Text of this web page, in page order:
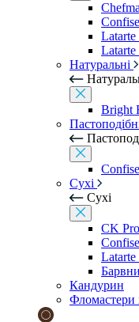
Latarte
Latarte
Натуральні
Bright
Сухі
Сухі
CK
Latarte
Кандурин
Фломастери